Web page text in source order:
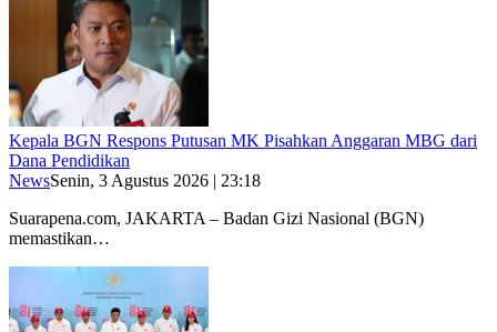
Kepala BGN Respons Putusan MK Pisahkan Anggaran MBG dari
Dana Pendidikan
NewsSenin, 3 Agustus 2026 | 23:18
Suarapena.com, JAKARTA – Badan Gizi Nasional (BGN)
memastikan…